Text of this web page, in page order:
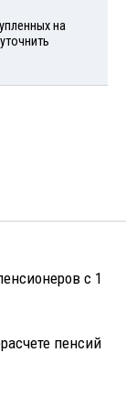
на
с 1
пенсий